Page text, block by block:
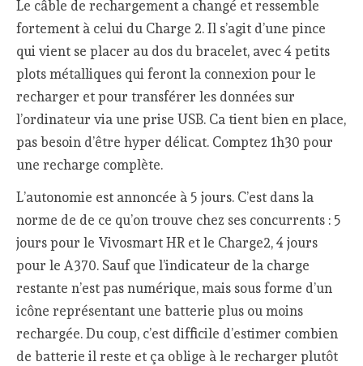
Le câble de rechargement a changé et ressemble
fortement à celui du Charge 2. Il s’agit d’une pince
qui vient se placer au dos du bracelet, avec 4 petits
plots métalliques qui feront la connexion pour le
recharger et pour transférer les données sur
l’ordinateur via une prise USB. Ca tient bien en place,
pas besoin d’être hyper délicat. Comptez 1h30 pour
une recharge complète.
L’autonomie est annoncée à 5 jours. C’est dans la
norme de de ce qu’on trouve chez ses concurrents : 5
jours pour le Vivosmart HR et le Charge2, 4 jours
pour le A370. Sauf que l’indicateur de la charge
restante n’est pas numérique, mais sous forme d’un
icône représentant une batterie plus ou moins
rechargée. Du coup, c’est difficile d’estimer combien
de batterie il reste et ça oblige à le recharger plutôt